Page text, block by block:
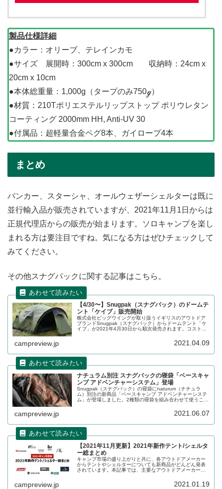
製品仕様詳細
●カラー：オリーブ、テレインカモ
●サイズ 展開時：300cm x 300cm 収納時：24cm x
20cm x 10cm
●本体総重量：1,000g（タープのみ750ℊ）
●材質：210Tポリエステルリップストップ ポリウレタン
コーティング 2000mm HH, Anti-UV 30
●付属品：超軽量合金ペグ8本、ガイロープ4本
まとめ
バンカー、スターシャ、オールウェザーシェルターは既に
並行輸入品が販売されていますが、2021年11月1日からは
正規代理店からの販売が始まります。ソロキャンプを楽し
まれる方は要注目ですね。気になる方はぜひチェックして
みてください。
その他スナグパックに関する記事はこちら。
【4/30〜】Snugpak（スナグパック）のドームテ
ント「ケイブ」販売開始
株式会社ビッグウイングが取り扱うイギリスのアウトドア
ブランドSnugpak（スナグパック）からドームテント「ケ
イブ」が2021年4月30日から順次発売されます。コストパ
campreview.jp 2021.04.09
ナチュラム別注 スナグパックの寝袋「ベースキャ
ンプ アドベンチャーシステム」登場
Snugpak（スナグパック）の寝袋にnaturum（ナチュラ
ム）別注の新商品「ベースキャンプ アドベンチャーシステ
ム」が登場しました。2種類の寝袋を組み合わせて使うこと
campreview.jp 2021.06.07
【2021年11月更新】2021年新作テント/シェルタ
ー総まとめ
キャンプ市場の盛り上がりと共に、各アウトドアメーカー
からテントやシェルターについても新商品がどんどん発表
されています。本記事では、主要なアウトドアメーカーか
紹介いたします。記事は随時最新情報に更新します。
campreview.jp 2021.01.19